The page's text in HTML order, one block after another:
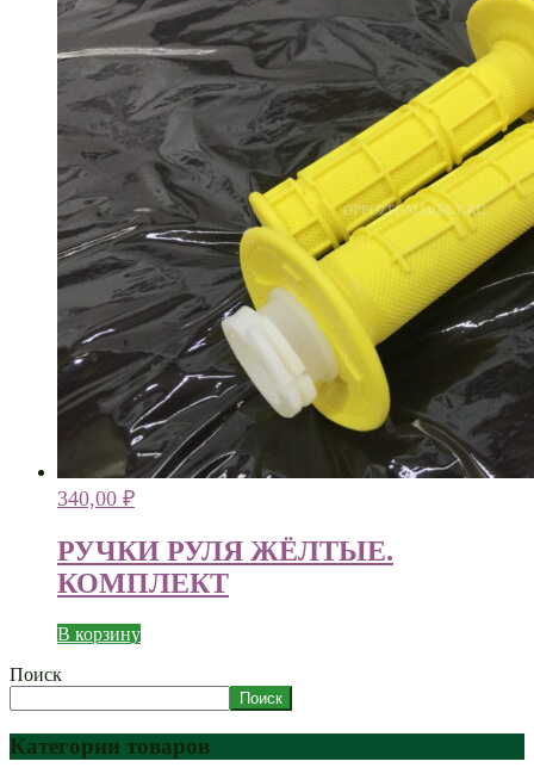
340,00 ₽
РУЧКИ РУЛЯ ЖЁЛТЫЕ.
КОМПЛЕКТ
В корзину
Поиск
Поиск
Категории товаров